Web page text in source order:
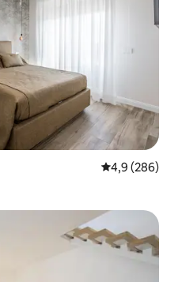
4,9 av 5 i
4,9 (286)